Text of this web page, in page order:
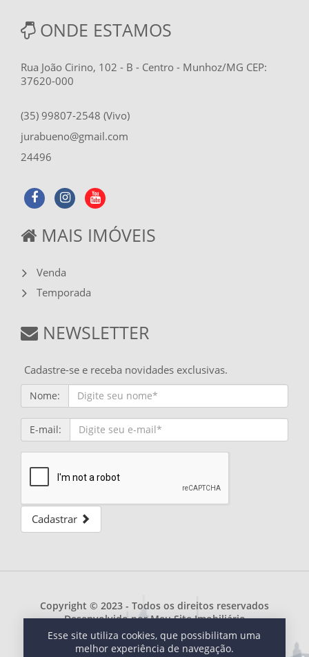
Esse site utiliza cookies, que possibilitam uma
melhor experiência de navegação.
ONDE ESTAMOS
Rua João Cirino, 102 - B - Centro - Munhoz/MG CEP:
37620-000
(35) 99807-2548 (Vivo)
jurabueno@gmail.com
24496
MAIS IMÓVEIS
Venda
Temporada
NEWSLETTER
Cadastre-se e receba novidades exclusivas.
Nome:
E-mail:
Cadastrar
Copyright © 2023 - Todos os direitos reservados
Desenvolvido porMeu Site Imobiliário